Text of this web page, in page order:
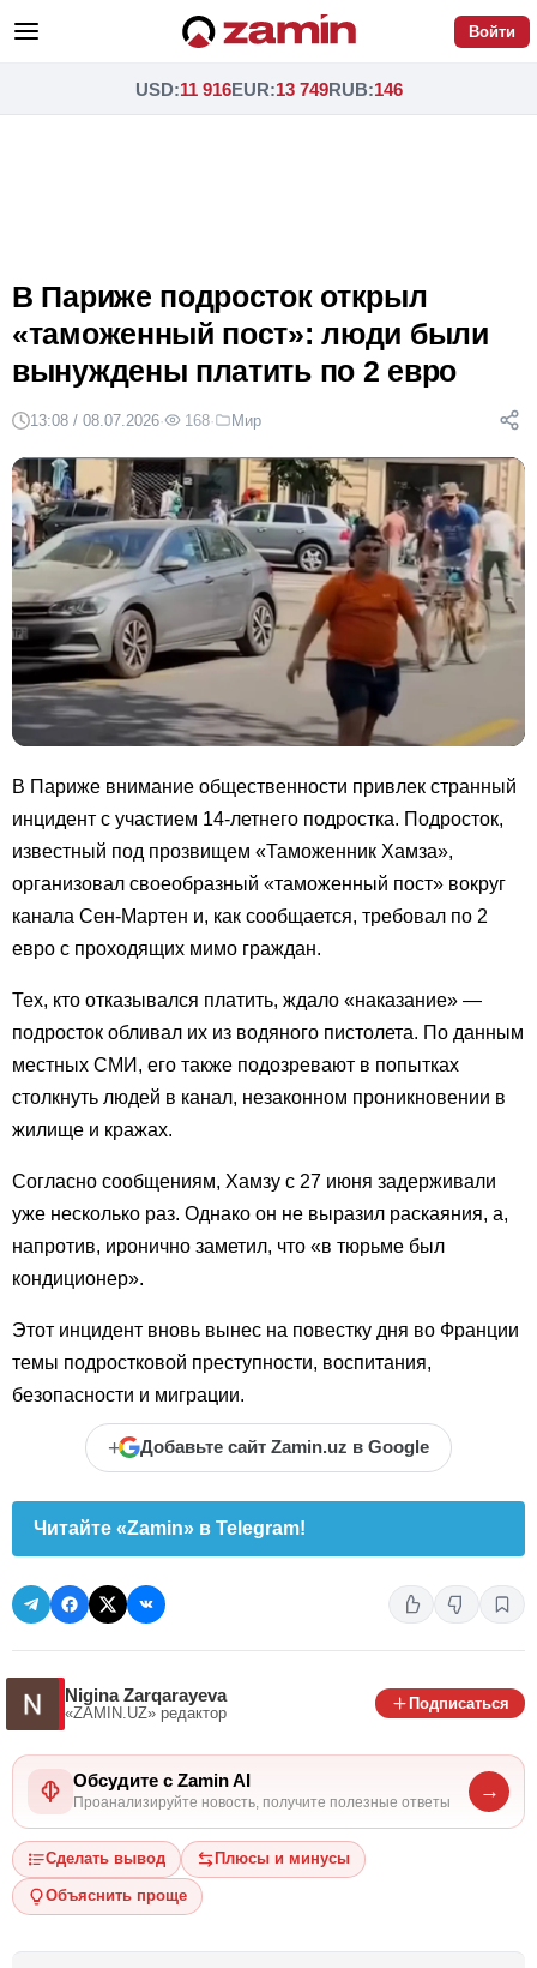
Войти
USD:11 916EUR:13 749RUB:146
В Париже подросток открыл
«таможенный пост»: люди были
вынуждены платить по 2 евро
13:08 / 08.07.2026· 168· Мир
В Париже внимание общественности привлек странный
инцидент с участием 14-летнего подростка. Подросток,
известный под прозвищем «Таможенник Хамза»,
организовал своеобразный «таможенный пост» вокруг
канала Сен-Мартен и, как сообщается, требовал по 2
евро с проходящих мимо граждан.
Тех, кто отказывался платить, ждало «наказание» —
подросток обливал их из водяного пистолета. По данным
местных СМИ, его также подозревают в попытках
столкнуть людей в канал, незаконном проникновении в
жилище и кражах.
Согласно сообщениям, Хамзу с 27 июня задерживали
уже несколько раз. Однако он не выразил раскаяния, а,
напротив, иронично заметил, что «в тюрьме был
кондиционер».
Этот инцидент вновь вынес на повестку дня во Франции
темы подростковой преступности, воспитания,
безопасности и миграции.
+ Добавьте сайт Zamin.uz в Google
Читайте «Zamin» в Telegram!
Nigina Zarqarayeva
«ZAMIN.UZ» редактор
Подписаться
Обсудите с Zamin AI
Проанализируйте новость, получите полезные ответы
→
Сделать вывод Плюсы и минусы
Объяснить проще